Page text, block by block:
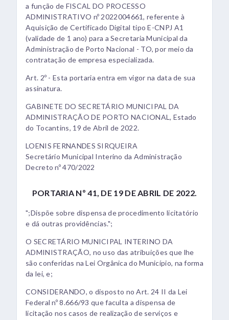
a função de FISCAL DO PROCESSO
ADMINISTRATIVO nº 2022004661, referente à
Aquisição de Certificado Digital tipo E-CNPJ A1
(validade de 1 ano) para a Secretaria Municipal da
Administração de Porto Nacional - TO, por meio da
contratação de empresa especializada.
Art. 2º - Esta portaria entra em vigor na data de sua
assinatura.
GABINETE DO SECRETÁRIO MUNICIPAL DA
ADMINISTRAÇÃO DE PORTO NACIONAL, Estado
do Tocantins, 19 de Abril de 2022.
LOENIS FERNANDES SIRQUEIRA
Secretário Municipal Interino da Administração
Decreto nº 470/2022
PORTARIA Nº 41, DE 19 DE ABRIL DE 2022.
";Dispõe sobre dispensa de procedimento licitatório
e dá outras providências.";
O SECRETÁRIO MUNICIPAL INTERINO DA
ADMINISTRAÇÃO, no uso das atribuições que lhe
são conferidas na Lei Orgânica do Município, na forma
da lei, e;
CONSIDERANDO, o disposto no Art. 24 II da Lei
Federal nº 8.666/93 que faculta a dispensa de
licitação nos casos de realização de serviços e